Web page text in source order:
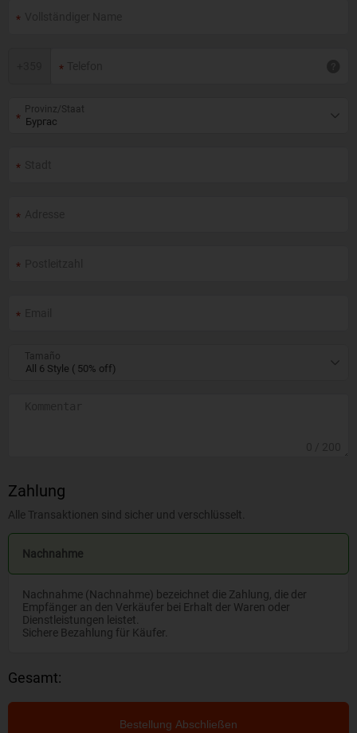
Provinz/Staat
Tamaño
Zahlung
Alle Transaktionen sind sicher und verschlüsselt.
Nachnahme
Nachnahme (Nachnahme) bezeichnet die Zahlung, die der
Empfänger an den Verkäufer bei Erhalt der Waren oder
Dienstleistungen leistet.
Sichere Bezahlung für Käufer.
Gesamt:
Bestellung Abschließen